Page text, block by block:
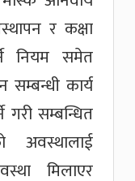
र कक्षा
नियम समेत
सम्बन्धी कार्य
सम्बन्धित
अवस्थालाई
मिलाएर